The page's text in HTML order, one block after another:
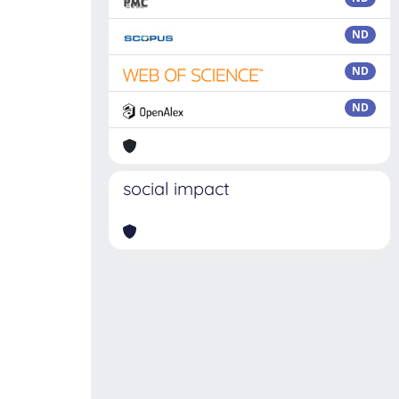
ND
ND
ND
social impact